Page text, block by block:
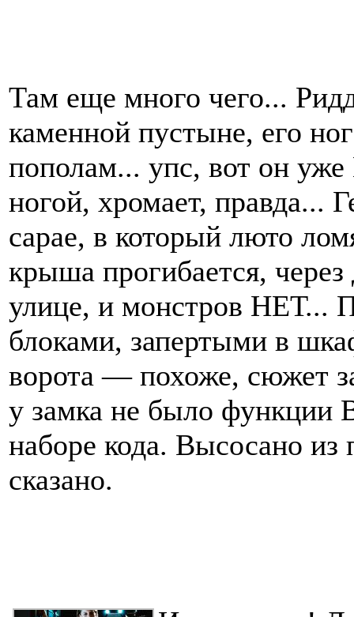
Там еще много чего...
каменной пустыне, его
пополам... упс, вот он
ногой, хромает, правда...
сарае, в который люто
крыша прогибается,
улице, и монстров НЕТ...
блоками, запертыми в
ворота — похоже, сюжет
у замка не было
наборе кода. Высосано
сказано.